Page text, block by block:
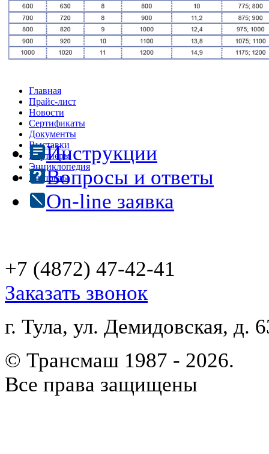
Главная
Прайс-лист
Новости
Сертификаты
Документы
Выставки
Партнеры
Энциклопедия
Контакты
Инструкции
Вопросы и ответы
On-line заявка
+7 (4872) 47-42-41
Заказать звонок
г. Тула, ул. Демидовская, д.
© Трансмаш 1987 - 2026.
Все права защищены